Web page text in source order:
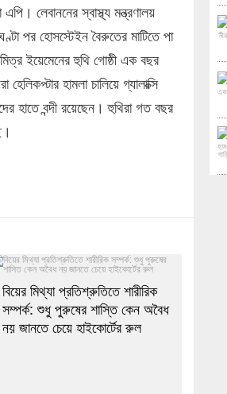
লেবাননের স্বাস্থ্য মন্ত্রণালয়
পর হোসস্টেইন বৈরুতের মাটিতে পা
ইয়েমেনের হুথি গোষ্ঠী এক বছর
হামলা চালিয়ে গ্যালাক্সি
হাতে বন্দী রয়েছেন। হুথিরা গত বছর
বিয়ের মিথ্যা প্রতিশ্রুতিতে শারীরিক
সম্পর্ক: শুধু পুরুষের শাস্তি কেন অবৈধ
নয় জানতে চেয়ে হাইকোর্টের রুল